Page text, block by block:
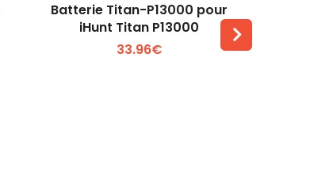
Voir plus +
Batterie Titan-P13000 pour
iHunt Titan P13000
33.96€